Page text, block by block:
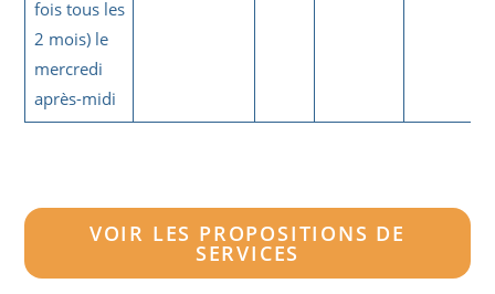
fois tous les
2 mois) le
mercredi
après-midi
VOIR LES PROPOSITIONS DE
SERVICES